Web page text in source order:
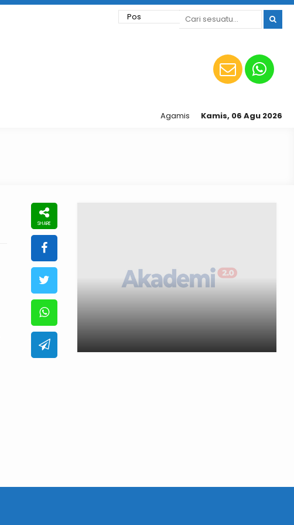
Kamis, 06 Agu 2026
Agamis | Sinergi | Inovatif | Kompetitif